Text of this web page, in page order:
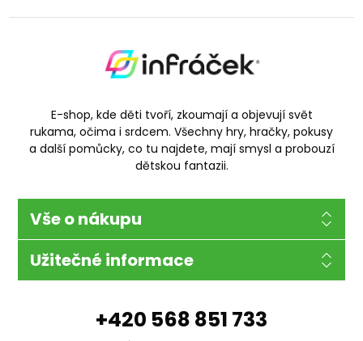
E-shop, kde děti tvoří, zkoumají a objevují svět
rukama, očima i srdcem. Všechny hry, hračky, pokusy
a další pomůcky, co tu najdete, mají smysl a probouzí
dětskou fantazii.
Vše o nákupu
Užitečné informace
+420 568 851 733